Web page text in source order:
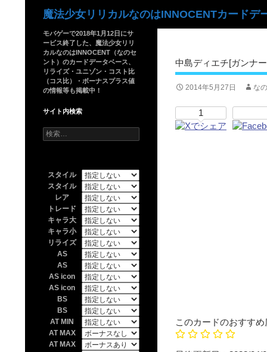
魔法少女リリカルなのはINNOCENTカードデ
中島ディエチ[ガンナ
2014年5月27日 な
1
このカードのおすすめ
モバゲーで2018年1月12日にサ
ービス終了した、魔法少女リリ
カルなのはINNOCENT（なのセ
ント）のカードデータベース、
リライズ・ユニゾン・コスト比
（コス比）・ボーナスプラス値
の情報等も掲載中！
サイト内検索
検
索:
スタイル
スタイル
レア
トレード
キャラ大
キャラ小
リライズ
AS
AS
AS icon
AS icon
BS
BS
AT MIN
AT MAX
AT MAX